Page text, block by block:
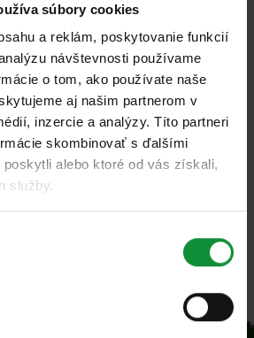
súbory cookies
a reklám, poskytovanie funkcií
návštevnosti používame
o tom, ako používate naše
aj našim partnerom v
inzercie a analýzy. Títo partneri
skombinovať s ďalšími
alebo ktoré od vás získali,
služby.
Hungary Kft.